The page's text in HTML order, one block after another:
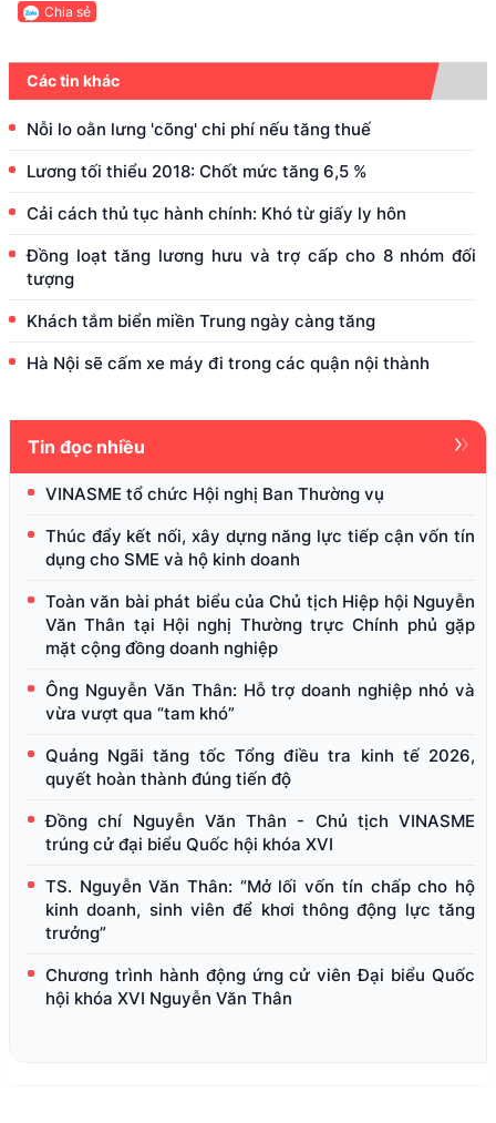
Chia sẻ
Các tin khác
Nỗi lo oằn lưng 'cõng' chi phí nếu tăng thuế
Lương tối thiểu 2018: Chốt mức tăng 6,5 %
Cải cách thủ tục hành chính: Khó từ giấy ly hôn
Đồng loạt tăng lương hưu và trợ cấp cho 8 nhóm đối
tượng
Khách tắm biển miền Trung ngày càng tăng
Hà Nội sẽ cấm xe máy đi trong các quận nội thành
Tin đọc nhiều
VINASME tổ chức Hội nghị Ban Thường vụ
Thúc đẩy kết nối, xây dựng năng lực tiếp cận vốn tín
dụng cho SME và hộ kinh doanh
Toàn văn bài phát biểu của Chủ tịch Hiệp hội Nguyễn
Văn Thân tại Hội nghị Thường trực Chính phủ gặp
mặt cộng đồng doanh nghiệp
Ông Nguyễn Văn Thân: Hỗ trợ doanh nghiệp nhỏ và
vừa vượt qua “tam khó”
Quảng Ngãi tăng tốc Tổng điều tra kinh tế 2026,
quyết hoàn thành đúng tiến độ
Đồng chí Nguyễn Văn Thân - Chủ tịch VINASME
trúng cử đại biểu Quốc hội khóa XVI
TS. Nguyễn Văn Thân: “Mở lối vốn tín chấp cho hộ
kinh doanh, sinh viên để khơi thông động lực tăng
trưởng”
Chương trình hành động ứng cử viên Đại biểu Quốc
hội khóa XVI Nguyễn Văn Thân